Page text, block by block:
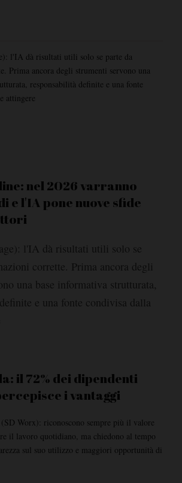
nel 2026 varranno
e l'IA pone nuove sfide
l'IA dà risultati utili solo se
corrette. Prima ancora degli
una base informativa strutturata,
e una fonte condivisa dalla
il 72% dei dipendenti
i vantaggi